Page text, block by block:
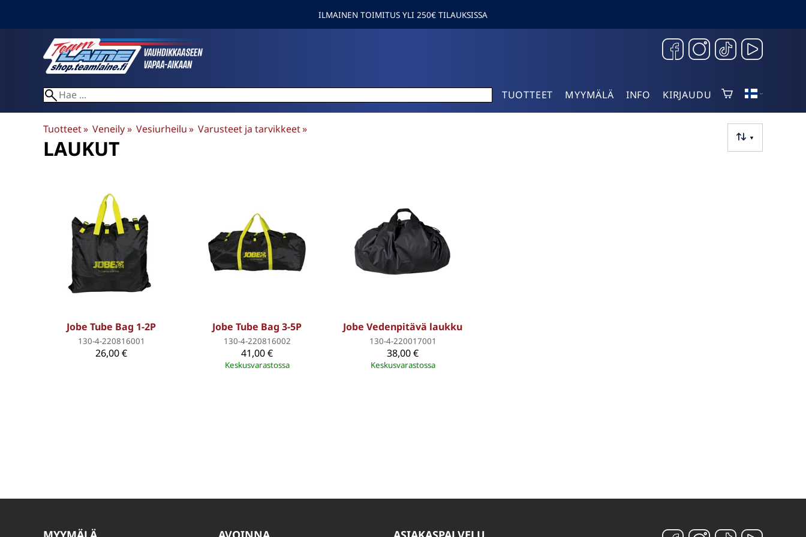
ILMAINEN TOIMITUS YLI 250€ TILAUKSISSA
TUOTTEET MYYMÄLÄ INFO KIRJAUDU
Tuotteet‪» Veneily‪» Vesiurheilu‪» Varusteet ja tarvikkeet‪»
▼
LAUKUT
Jobe Tube Bag 1-2P
130-4-220816001
26,00 €
Jobe Tube Bag 3-5P
130-4-220816002
41,00 €
Keskusvarastossa
Jobe Vedenpitävä laukku
130-4-220017001
38,00 €
Keskusvarastossa